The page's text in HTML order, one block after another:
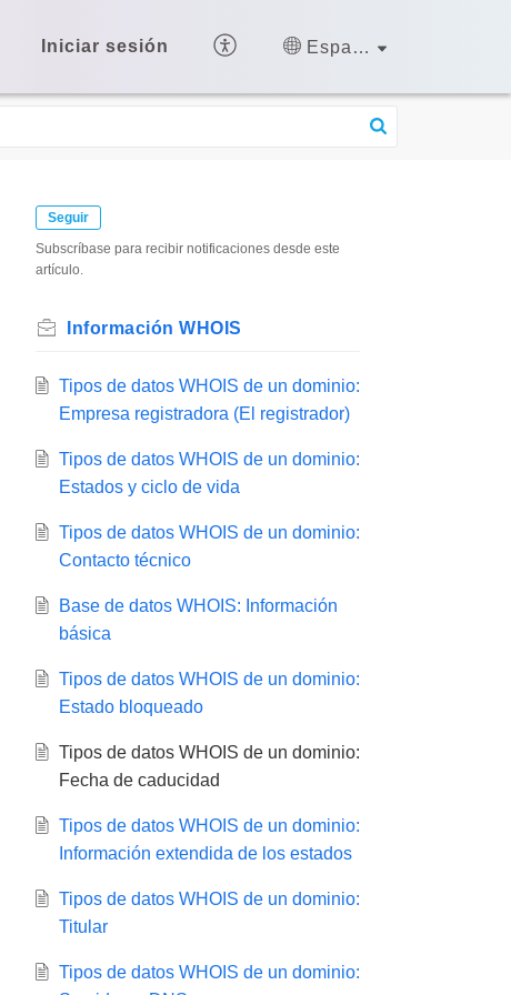
Iniciar sesión Español (España)
Seguir
Subscríbase para recibir notificaciones desde este
artículo.
Información WHOIS
Tipos de datos WHOIS de un dominio:
Empresa registradora (El registrador)
Tipos de datos WHOIS de un dominio:
Estados y ciclo de vida
Tipos de datos WHOIS de un dominio:
Contacto técnico
Base de datos WHOIS: Información
básica
Tipos de datos WHOIS de un dominio:
Estado bloqueado
Tipos de datos WHOIS de un dominio:
Fecha de caducidad
Tipos de datos WHOIS de un dominio:
Información extendida de los estados
Tipos de datos WHOIS de un dominio:
Titular
Tipos de datos WHOIS de un dominio: